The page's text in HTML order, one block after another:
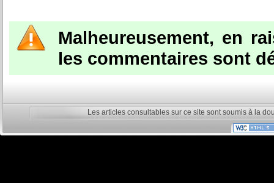
Malheureusement, en
les commentaires sont
Les articles consultables sur ce site sont soumis à la